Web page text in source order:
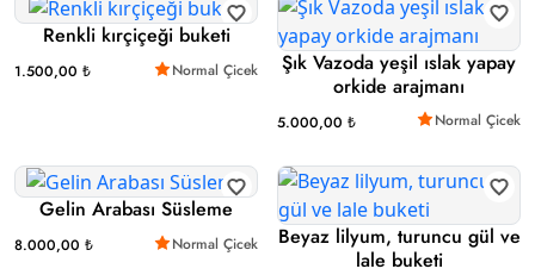
Renkli kırçiçeği buketi
1.500,00 ₺ Normal Çicek
Şık Vazoda yeşil ıslak yapay
orkide arajmanı
5.000,00 ₺ Normal Çicek
Gelin Arabası Süsleme
8.000,00 ₺ Normal Çicek
Beyaz lilyum, turuncu gül ve
lale buketi